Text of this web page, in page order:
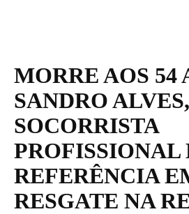
MORRE AOS 54
SANDRO ALVES,
SOCORRISTA
PROFISSIONAL
REFERÊNCIA
RESGATE NA